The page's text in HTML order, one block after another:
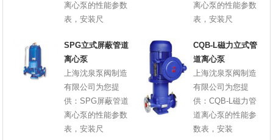
离心泵的性能参数
表，安装尺
离心泵的性能参数
表，安装尺
SPG立式屏蔽管道
离心泵
上海沈泉泵阀制造
有限公司为您提
供：SPG屏蔽管道
离心泵的性能参数
表，安装尺
CQB-L磁力立式管
道离心泵
上海沈泉泵阀制造
有限公司为您提
供：CQB-L磁力管
道离心泵的性能参
数表，安装